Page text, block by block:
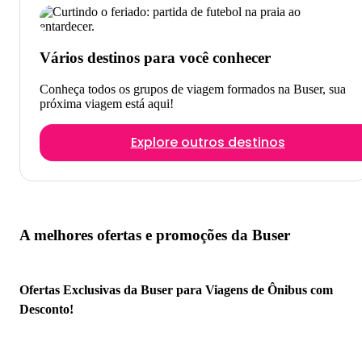
Vários destinos para você conhecer
Conheça todos os grupos de viagem formados na Buser, sua
próxima viagem está aqui!
Explore outros destinos
A melhores ofertas e promoções da Buser
Ofertas Exclusivas da Buser para Viagens de Ônibus com
Desconto!